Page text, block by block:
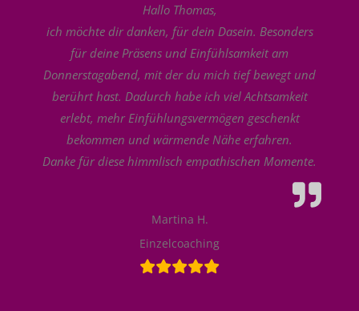
Hallo Thomas,
ich möchte dir danken, für dein Dasein. Besonders
für deine Präsens und Einfühlsamkeit am
Donnerstagabend, mit der du mich tief bewegt und
berührt hast. Dadurch habe ich viel Achtsamkeit
erlebt, mehr Einfühlungsvermögen geschenkt
bekommen und wärmende Nähe erfahren.
Danke für diese himmlisch empathischen Momente.
Martina H.
Einzelcoaching